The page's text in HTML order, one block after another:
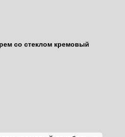
со стеклом кремовый